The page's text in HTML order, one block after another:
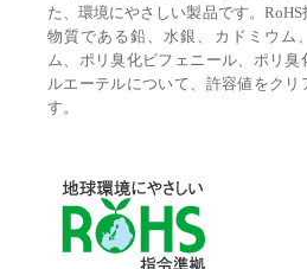
た、環境にやさしい製品です。RoHS
物質である鉛、水銀、カドミウム
ム、ポリ臭化ビフェニール、ポリ臭
ルエーテルについて、許容値をクリ
す。